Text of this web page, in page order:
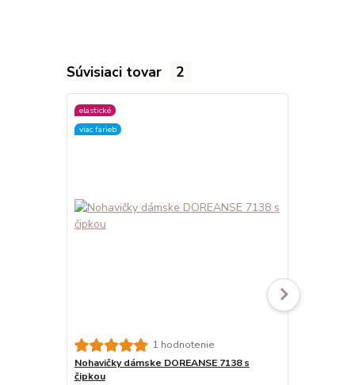
Súvisiaci tovar 2
elastické
viac farieb
1 hodnotenie
Nohavičky dámske DOREANSE 7138 s
čipkou